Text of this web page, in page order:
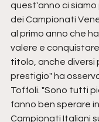
quest'anno ci
dei Campionati
al primo anno che
valere e
titolo, anche diversi
prestigio" ha
Toffoli. "Sono tutti
fanno ben sperare
Campionati Italiani